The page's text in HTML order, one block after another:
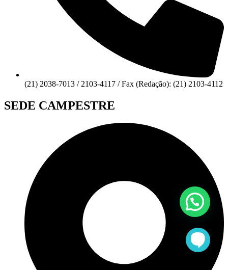
(21) 2038-7013 / 2103-4117 / Fax (Redação): (21) 2103-4112
SEDE CAMPESTRE